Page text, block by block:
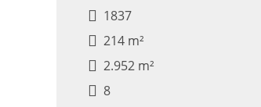
1837
214 m²
2.952 m²
8